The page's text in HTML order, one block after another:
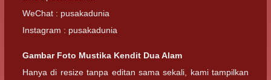
WeChat : pusakadunia
Instagram : pusakadunia
Gambar Foto Mustika Kendit Dua Alam
Hanya di resize tanpa editan sama sekali, kami tampilkan